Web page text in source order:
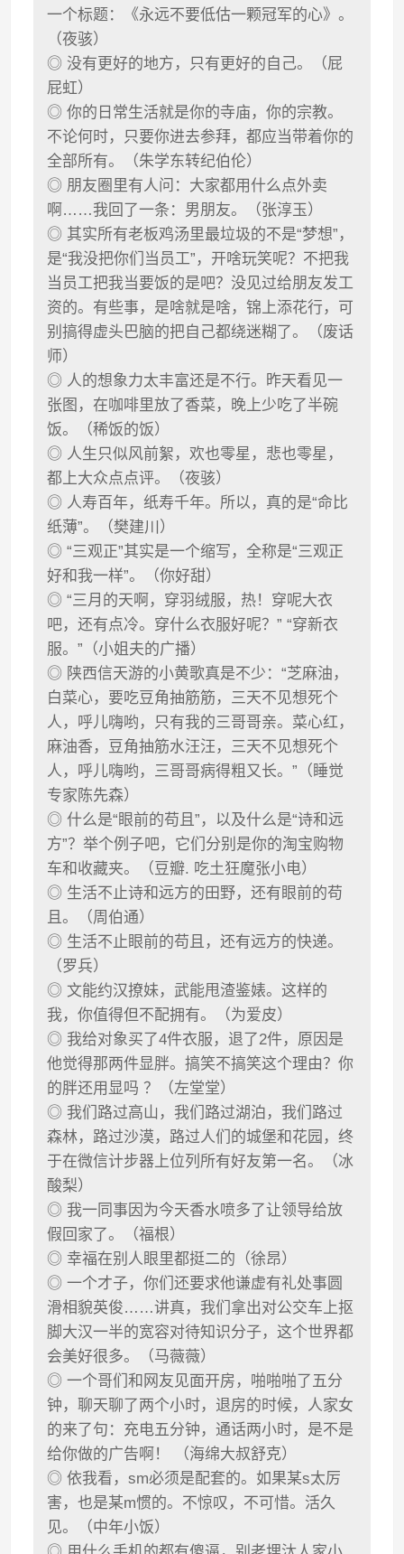
一个标题：《永远不要低估一颗冠军的心》。
（夜骇）
◎ 没有更好的地方，只有更好的自己。（屁
屁虹）
◎ 你的日常生活就是你的寺庙，你的宗教。
不论何时，只要你进去参拜，都应当带着你的
全部所有。（朱学东转纪伯伦）
◎ 朋友圈里有人问：大家都用什么点外卖
啊……我回了一条：男朋友。（张淳玉）
◎ 其实所有老板鸡汤里最垃圾的不是“梦想”，
是“我没把你们当员工”，开啥玩笑呢？不把我
当员工把我当要饭的是吧？没见过给朋友发工
资的。有些事，是啥就是啥，锦上添花行，可
别搞得虚头巴脑的把自己都绕迷糊了。（废话
师）
◎ 人的想象力太丰富还是不行。昨天看见一
张图，在咖啡里放了香菜，晚上少吃了半碗
饭。（稀饭的饭）
◎ 人生只似风前絮，欢也零星，悲也零星，
都上大众点点评。（夜骇）
◎ 人寿百年，纸寿千年。所以，真的是“命比
纸薄”。（樊建川）
◎ “三观正”其实是一个缩写，全称是“三观正
好和我一样”。（你好甜）
◎ “三月的天啊，穿羽绒服，热！穿呢大衣
吧，还有点冷。穿什么衣服好呢？” “穿新衣
服。”（小姐夫的广播）
◎ 陕西信天游的小黄歌真是不少：“芝麻油，
白菜心，要吃豆角抽筋筋，三天不见想死个
人，呼儿嗨哟，只有我的三哥哥亲。菜心红，
麻油香，豆角抽筋水汪汪，三天不见想死个
人，呼儿嗨哟，三哥哥病得粗又长。”（睡觉
专家陈先森）
◎ 什么是“眼前的苟且”，以及什么是“诗和远
方”？举个例子吧，它们分别是你的淘宝购物
车和收藏夹。（豆瓣. 吃土狂魔张小电）
◎ 生活不止诗和远方的田野，还有眼前的苟
且。（周伯通）
◎ 生活不止眼前的苟且，还有远方的快递。
（罗兵）
◎ 文能约汉撩妹，武能甩渣鉴婊。这样的
我，你值得但不配拥有。（为爱皮）
◎ 我给对象买了4件衣服，退了2件，原因是
他觉得那两件显胖。搞笑不搞笑这个理由？你
的胖还用显吗 ？（左堂堂）
◎ 我们路过高山，我们路过湖泊，我们路过
森林，路过沙漠，路过人们的城堡和花园，终
于在微信计步器上位列所有好友第一名。（冰
酸梨）
◎ 我一同事因为今天香水喷多了让领导给放
假回家了。（福根）
◎ 幸福在别人眼里都挺二的（徐昂）
◎ 一个才子，你们还要求他谦虚有礼处事圆
滑相貌英俊……讲真，我们拿出对公交车上抠
脚大汉一半的宽容对待知识分子，这个世界都
会美好很多。（马薇薇）
◎ 一个哥们和网友见面开房，啪啪啪了五分
钟，聊天聊了两个小时，退房的时候，人家女
的来了句：充电五分钟，通话两小时，是不是
给你做的广告啊！ （海绵大叔舒克）
◎ 依我看，sm必须是配套的。如果某s太厉
害，也是某m惯的。不惊叹，不可惜。活久
见。（中年小饭）